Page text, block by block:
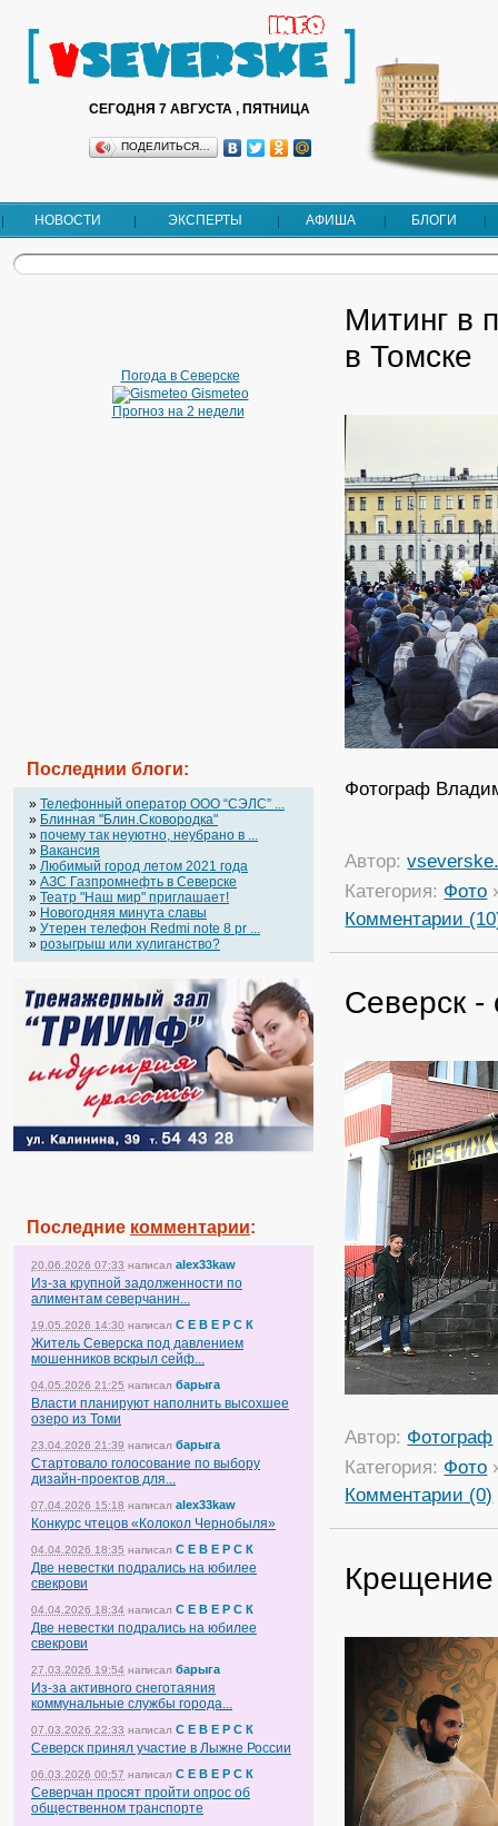
СЕГОДНЯ 7 АВГУСТА , ПЯТНИЦА
ПОДЕЛИТЬСЯ…
НОВОСТИ ЭКСПЕРТЫ АФИША БЛОГИ
Погода в Северске
Gismeteo
Прогноз на 2 недели
Последнии блоги:
» Телефонный оператор OOO “СЭЛС” ...
» Блинная "Блин.Сковородка"
» почему так неуютно, неубрано в ...
» Вакансия
» Любимый город летом 2021 года
» АЗС Газпромнефть в Северске
» Театр "Наш мир" приглашает!
» Новогодняя минута славы
» Утерен телефон Redmi note 8 pr ...
» розыгрыш или хулиганство?
Последние комментарии:
20.06.2026 07:33 написал alex33kaw
Из-за крупной задолженности по
алиментам северчанин...
19.05.2026 14:30 написал С Е В Е Р С К
Житель Северска под давлением
мошенников вскрыл сейф...
04.05.2026 21:25 написал барыга
Власти планируют наполнить высохшее
озеро из Томи
23.04.2026 21:39 написал барыга
Стартовало голосование по выбору
дизайн-проектов для...
07.04.2026 15:18 написал alex33kaw
Конкурс чтецов «Колокол Чернобыля»
04.04.2026 18:35 написал С Е В Е Р С К
Две невестки подрались на юбилее
свекрови
04.04.2026 18:34 написал С Е В Е Р С К
Две невестки подрались на юбилее
свекрови
27.03.2026 19:54 написал барыга
Из-за активного снеготаяния
коммунальные службы города...
07.03.2026 22:33 написал С Е В Е Р С К
Северск принял участие в Лыжне России
06.03.2026 00:57 написал С Е В Е Р С К
Северчан просят пройти опрос об
общественном транспорте
Митинг в
в Томске
Фотограф
Автор:
Категория: Фото
Комментарии
Северск -
Автор: Фотограф
Категория: Фото
Комментарии (0)
Крещение